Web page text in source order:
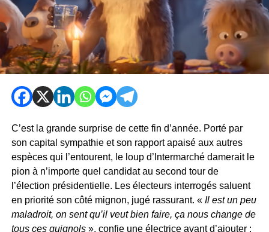
C’est la grande surprise de cette fin d’année. Porté par
son capital sympathie et son rapport apaisé aux autres
espèces qui l’entourent, le loup d’Intermarché damerait le
pion à n’importe quel candidat au second tour de
l’élection présidentielle. Les électeurs interrogés saluent
en priorité son côté mignon, jugé rassurant. « Il est un peu
maladroit, on sent qu’il veut bien faire, ça nous change de
tous ces guignols», confie une électrice avant d’ajouter :